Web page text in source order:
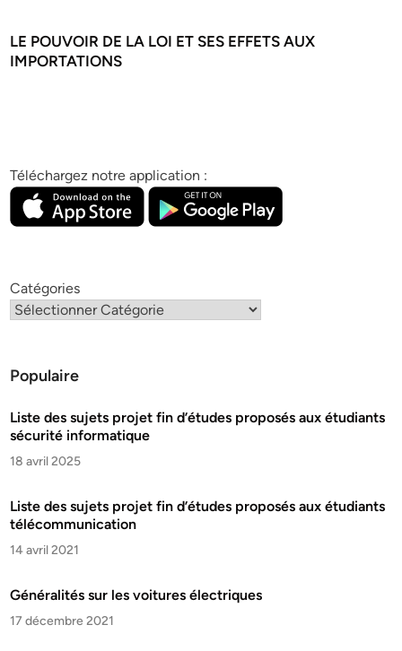
LE POUVOIR DE LA LOI ET SES EFFETS AUX
IMPORTATIONS
Téléchargez notre application :
Catégories
Populaire
Liste des sujets projet fin d’études proposés aux étudiants
sécurité informatique
18 avril 2025
Liste des sujets projet fin d’études proposés aux étudiants
télécommunication
14 avril 2021
Généralités sur les voitures électriques
17 décembre 2021